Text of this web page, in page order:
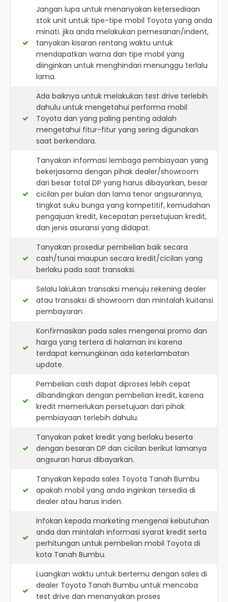
Jangan lupa untuk menanyakan ketersediaan
stok unit untuk tipe-tipe mobil Toyota yang anda
minati. jika anda melakukan pemesanan/indent,
tanyakan kisaran rentang waktu untuk
mendapatkan warna dan tipe mobil yang
diinginkan untuk menghindari menunggu terlalu
lama.
Ada baiknya untuk melakukan test drive terlebih
dahulu untuk mengetahui performa mobil
Toyota dan yang paling penting adalah
mengetahui fitur-fitur yang sering digunakan
saat berkendara.
Tanyakan informasi lembaga pembiayaan yang
bekerjasama dengan pihak dealer/showroom
dari besar total DP yang harus dibayarkan, besar
cicilan per bulan dan lama tenor angsurannya,
tingkat suku bunga yang kompetitif, kemudahan
pengajuan kredit, kecepatan persetujuan kredit,
dan jenis asuransi yang didapat.
Tanyakan prosedur pembelian baik secara
cash/tunai maupun secara kredit/cicilan yang
berlaku pada saat transaksi.
Selalu lakukan transaksi menuju rekening dealer
atau transaksi di showroom dan mintalah kuitansi
pembayaran.
Konfirmasikan pada sales mengenai promo dan
harga yang tertera di halaman ini karena
terdapat kemungkinan ada keterlambatan
update.
Pembelian cash dapat diproses lebih cepat
dibandingkan dengan pembelian kredit, karena
kredit memerlukan persetujuan dari pihak
pembiayaan terlebih dahulu.
Tanyakan paket kredit yang berlaku beserta
dengan besaran DP dan cicilan berikut lamanya
angsuran harus dibayarkan.
Tanyakan kepada sales Toyota Tanah Bumbu
apakah mobil yang anda inginkan tersedia di
dealer atau harus inden.
Infokan kepada marketing mengenai kebutuhan
anda dan mintalah informasi syarat kredit serta
perhitungan untuk pembelian mobil Toyota di
kota Tanah Bumbu.
Luangkan waktu untuk bertemu dengan sales di
dealer Toyota Tanah Bumbu untuk mencoba
test drive dan menanyakan proses